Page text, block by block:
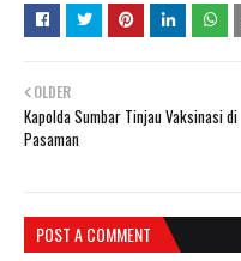
OLDER
Kapolda Sumbar Tinjau Vaksinasi di
Pasaman
POST A COMMENT